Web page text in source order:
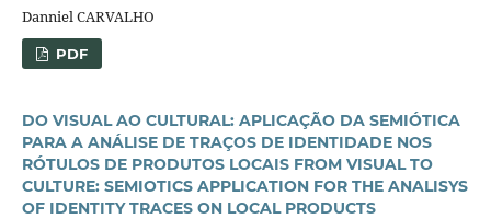
Danniel CARVALHO
PDF
DO VISUAL AO CULTURAL: APLICAÇÃO DA SEMIÓTICA
PARA A ANÁLISE DE TRAÇOS DE IDENTIDADE NOS
RÓTULOS DE PRODUTOS LOCAIS FROM VISUAL TO
CULTURE: SEMIOTICS APPLICATION FOR THE ANALISYS
OF IDENTITY TRACES ON LOCAL PRODUCTS